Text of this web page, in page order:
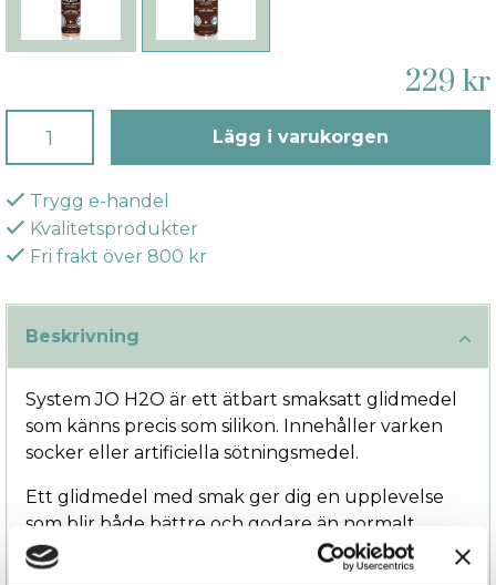
229 kr
Lägg i varukorgen
Trygg e-handel
Kvalitetsprodukter
Fri frakt över 800 kr
Beskrivning
System JO H2O är ett ätbart smaksatt glidmedel
som känns precis som silikon. Innehåller varken
socker eller artificiella sötningsmedel.
Ett glidmedel med smak ger dig en upplevelse
som blir både bättre och godare än normalt.
Förutom att du får alla de fantastiska
egenskaperna från ett traditionellt vattenbaserat